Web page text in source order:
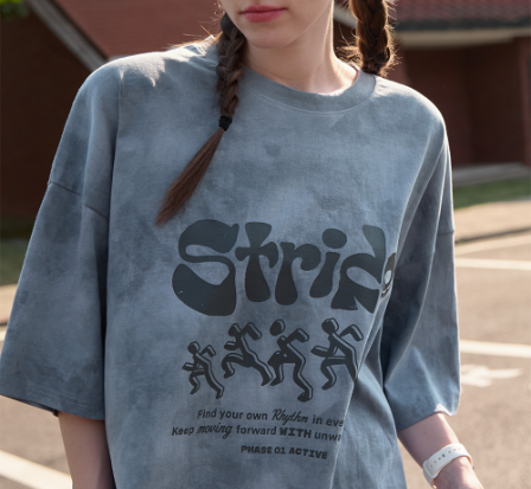
English
日本語
繁體中文